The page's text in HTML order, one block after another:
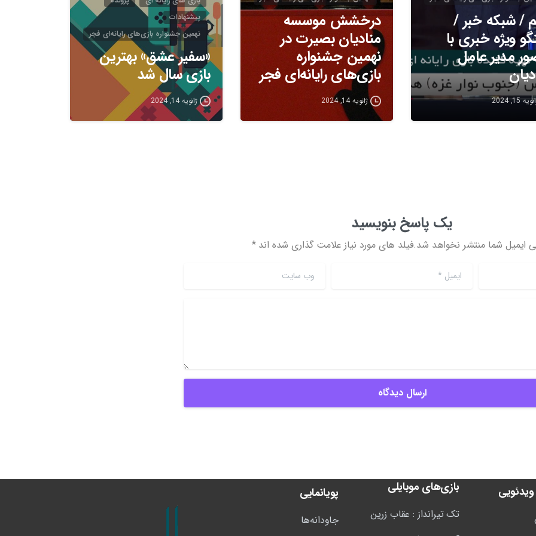
/ شبکه خبر /
ویژه خبری با
مدیر عامل
15, 2024
درخشش موسسه
منادیان بصیرت در
نهمین جشنواره
بازی‌های رایانه‌ای فجر
ژانویه 14, 2024
پیشنهادات
نهمین جشنواره بازی‌های رایانه‌ای فجر
«سفیر عشق» بهترین
بازی سال شد
ژانویه 14, 2024
یک پاسخ بنویسید
ایمیل شما منتشر نخواهد شد.فیلد های مورد نیاز علامت گذاری شده اند *
ایمیل * وب سایت
بازی‌های موبایلی
تک تیرانداز : عقاب زرین
پویانمایی
جاودانه‌ها